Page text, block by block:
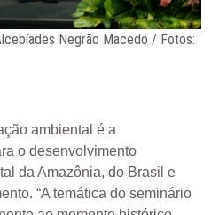
Negrão Macedo / Fotos:
ambiental é a
o desenvolvimento
da Amazônia, do Brasil e
“A temática do seminário